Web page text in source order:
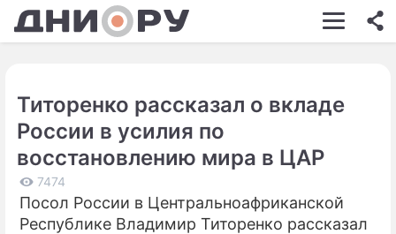
ШОУ-БИЗНЕС
КИНО
НЕДВИЖИМОСТЬ
ЭКОНОМИКА
Титоренко рассказал о вкладе
России в усилия по
восстановлению мира в ЦАР
7474
Посол России в Центральноафриканской
Республике Владимир Титоренко рассказал